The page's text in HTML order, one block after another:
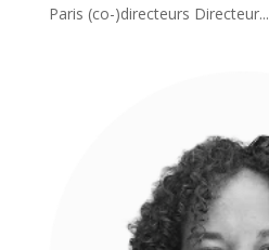
Paris (co-)directeurs Directeur...